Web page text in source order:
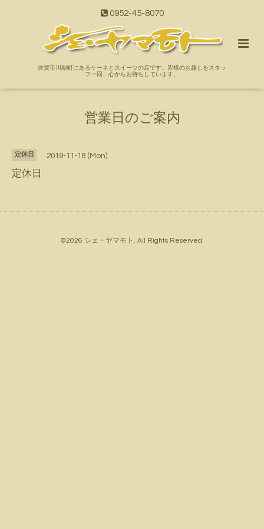
0952-45-8070
佐賀市川副町にあるケーキとスイーツの店です。皆様のお越しをスタッ
フ一同、心からお待ちしています。
営業日のご案内
定休日 2019-11-18 (Mon)
定休日
©2026 シェ・ヤマモト . All Rights Reserved.